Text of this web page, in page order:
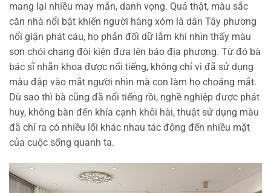
mang lại nhiều may mắn, danh vọng. Quả thật, màu sắc
căn nhà nổi bật khiến người hàng xóm là dân Tây phương
nổi giận phát cáu, họ phản đối dữ lắm khi nhìn thấy màu
sơn chói chang đòi kiện đưa lên báo địa phương. Từ đó bà
bác sĩ nhãn khoa được nổi tiếng, không chỉ vì đã sử dụng
màu đập vào mắt người nhìn mà con làm họ choáng mắt.
Dù sao thì bà cũng đã nổi tiếng rồi, nghề nghiệp được phát
huy, không bàn đến khía cạnh khôi hài, thuật sử dụng màu
đã chỉ ra có nhiều lối khác nhau tác động đến nhiều mặt
của cuộc sống quanh ta.